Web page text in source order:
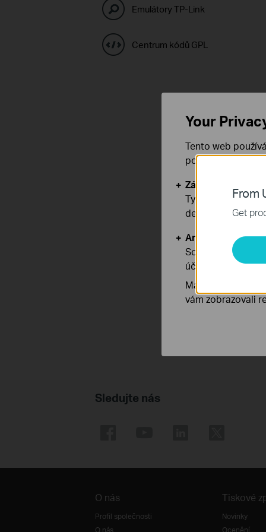
Emulátory TP-Link
Centrum kódů GPL
Sledujte nás
O nás
Profil společnosti
O nás
Tiskové
Novinky
Ocenění
From
Get
Your
Tento web
používáním
Základní cookies
Tyto cookies jsou
deaktivovat.
Analytické a
Soubory cookie
účelem zlepšení
Marketingové
vám zobrazovali